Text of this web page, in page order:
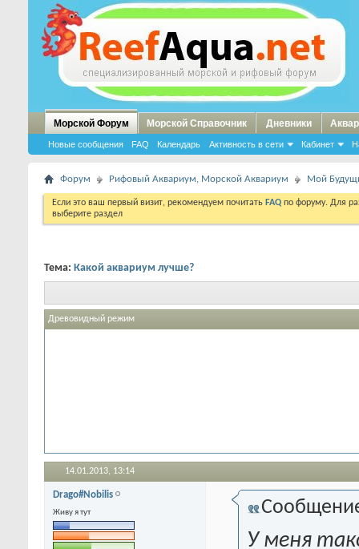
Морской Форум
Новые сообщения FAQ Календарь Активность в сети Кабинет
Морской Справочник Дневники
Форум Рифовый Аквариум, Морской Аквариум Мой
Если это ваш первый визит, рекомендуем почитать FAQ по форуму. Для
выберите раздел
Тема: Какой аквариум лучше?
Древовидный режим
14.01.2013, 13:14
Drago#Nobilis
Живу я тут
У меня